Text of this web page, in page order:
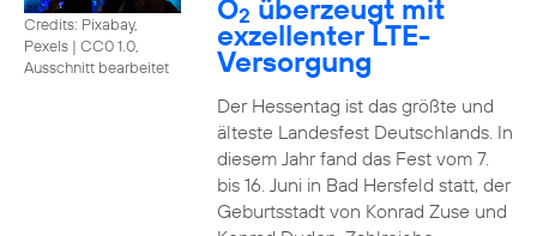
Credits: Pixabay,
Pexels | CC0 1.0,
Ausschnitt bearbeitet
O2 überzeugt mit
exzellenter LTE-
Versorgung
Der Hessentag ist das größte und
älteste Landesfest Deutschlands. In
diesem Jahr fand das Fest vom 7.
bis 16. Juni in Bad Hersfeld statt, der
Geburtsstadt von Konrad Zuse und